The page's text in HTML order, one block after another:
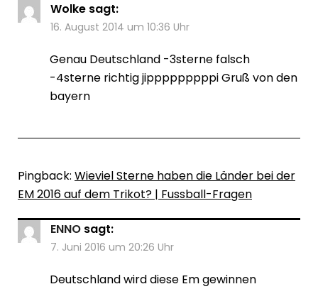
Wolke sagt:
16. August 2014 um 10:36 Uhr
Genau Deutschland -3sterne falsch
-4sterne richtig jipppppppppi Gruß von den
bayern
Pingback: Wieviel Sterne haben die Länder bei der
EM 2016 auf dem Trikot? | Fussball-Fragen
ENNO sagt:
7. Juni 2016 um 20:26 Uhr
Deutschland wird diese Em gewinnen